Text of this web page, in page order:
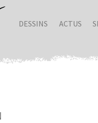
DESSINS ACTUS